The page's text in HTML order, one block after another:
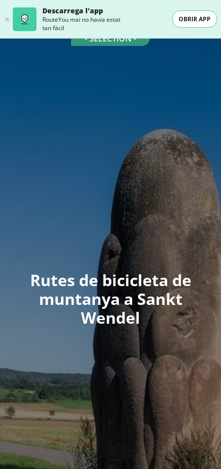
Descarrega l'app
RouteYou mai no havia estat
tan fàcil
OBRIR APP
- SELECTION -
Rutes de bicicleta de
muntanya a Sankt
Wendel